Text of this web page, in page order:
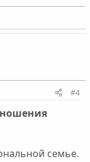
и я
к алкоголю и
#4
семье.